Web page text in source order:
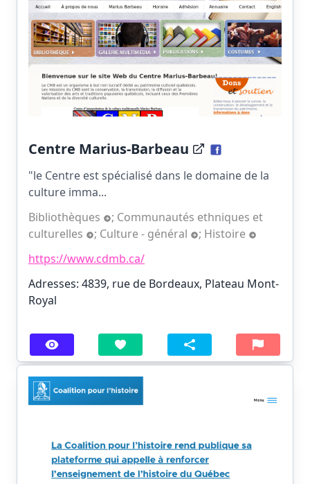
Centre Marius-Barbeau
"le Centre est spécialisé dans le domaine de la
culture imma...
Bibliothèques
; Communautés ethniques et
culturelles
; Culture - général ; Histoire
https://www.cdmb.ca/
Adresses: 4839, rue de Bordeaux, Plateau Mont-
Royal